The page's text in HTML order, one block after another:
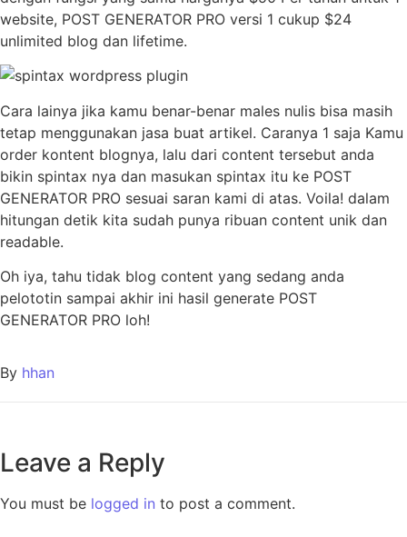
website, POST GENERATOR PRO versi 1 cukup $24
unlimited blog dan lifetime.
Cara lainya jika kamu benar-benar males nulis bisa masih
tetap menggunakan jasa buat artikel. Caranya 1 saja Kamu
order kontent blognya, lalu dari content tersebut anda
bikin spintax nya dan masukan spintax itu ke POST
GENERATOR PRO sesuai saran kami di atas. Voila! dalam
hitungan detik kita sudah punya ribuan content unik dan
readable.
Oh iya, tahu tidak blog content yang sedang anda
pelototin sampai akhir ini hasil generate POST
GENERATOR PRO loh!
By hhan
Leave a Reply
You must be logged in to post a comment.